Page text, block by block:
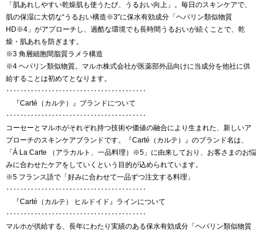
「肌あれしやすい乾燥肌も使うたび、うるおい向上」。毎日のスキンケアで、
肌の保湿に大切な“うるおい構造※3″に保水有効成分「ヘパリン類似物質
HD※4」がアプローチし、過酷な環境でも長時間うるおいが続くことで、乾
燥・肌あれを防ぎます。
※3 角層細胞間脂質ラメラ構造
※4 ヘパリン類似物質。マルホ株式会社が医薬部外品向けに当成分を他社に供
給することは初めてとなります。
‥‥‥‥‥‥‥‥‥‥‥‥‥‥‥‥‥‥‥‥
『Carté（カルテ）』ブランドについて
‥‥‥‥‥‥‥‥‥‥‥‥‥‥‥‥‥‥‥‥
コーセーとマルホがそれぞれ持つ技術や価値の融合により生まれた、新しいア
プローチのスキンケアブランドです。『Carté（カルテ）』のブランド名は、
「Á La Carte （アラカルト、一品料理）※5」に由来しており、お客さまのお悩
みに合わせたケアをしていくという目的が込められています。
※5 フランス語で「好みに合わせて一品ずつ注文する料理」
‥‥‥‥‥‥‥‥‥‥‥‥‥‥‥‥‥‥‥‥
『Carté（カルテ） ヒルドイド』ラインについて
‥‥‥‥‥‥‥‥‥‥‥‥‥‥‥‥‥‥‥‥
マルホが供給する、長年にわたり実績のある保水有効成分「ヘパリン類似物質